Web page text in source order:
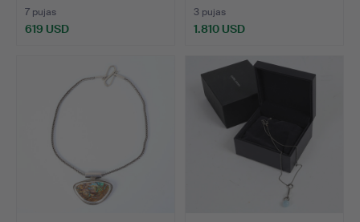
7 pujas
619 USD
3 pujas
1.810 USD